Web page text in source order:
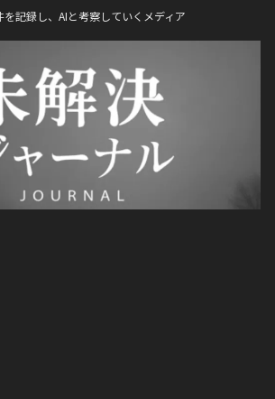
を記録し、AIと考察していくメディア